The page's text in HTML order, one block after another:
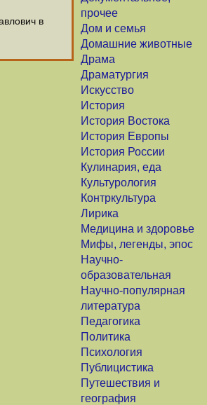
прочее
Дом и семья
Домашние животные
Драма
Драматургия
Искусство
История
История Востока
История Европы
История России
Кулинария, еда
Культурология
Контркультура
Лирика
Медицина и здоровье
Мифы, легенды, эпос
Научно-
образовательная
Научно-популярная
литература
Педагогика
Политика
Психология
Публицистика
Путешествия и
география
в